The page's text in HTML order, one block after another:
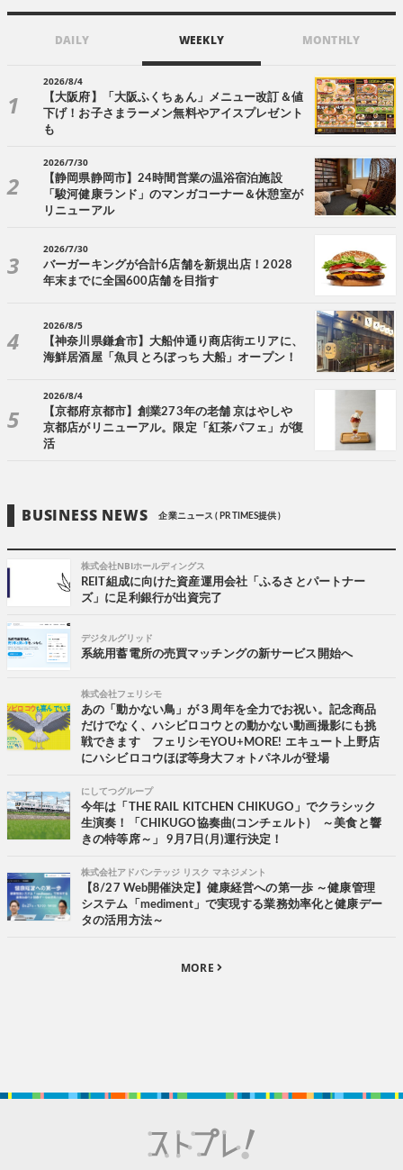
DAILY WEEKLY MONTHLY
2026/8/4
【大阪府】「大阪ふくちぁん」メニュー改訂＆値
下げ！お子さまラーメン無料やアイスプレゼント
も
2026/7/30
【静岡県静岡市】24時間営業の温浴宿泊施設
「駿河健康ランド」のマンガコーナー＆休憩室が
リニューアル
2026/7/30
バーガーキングが合計6店舗を新規出店！2028
年末までに全国600店舗を目指す
2026/8/5
【神奈川県鎌倉市】大船仲通り商店街エリアに、
海鮮居酒屋「魚貝 とろぼっち 大船」オープン！
2026/8/4
【京都府京都市】創業273年の老舗 京はやしや
京都店がリニューアル。限定「紅茶パフェ」が復
活
BUSINESS NEWS 企業ニュース ( PR TIMES提供 )
株式会社NBIホールディングス
REIT組成に向けた資産運用会社「ふるさとパートナー
ズ」に足利銀行が出資完了
デジタルグリッド
系統用蓄電所の売買マッチングの新サービス開始へ
株式会社フェリシモ
あの「動かない鳥」が３周年を全力でお祝い。記念商品
だけでなく、ハシビロコウとの動かない動画撮影にも挑
戦できます フェリシモYOU+MORE! エキュート上野店
にハシビロコウほぼ等身大フォトパネルが登場
にしてつグループ
今年は「THE RAIL KITCHEN CHIKUGO」でクラシック
生演奏！「CHIKUGO協奏曲(コンチェルト) ～美食と響
きの特等席～」 9月7日(月)運行決定！
株式会社アドバンテッジ リスク マネジメント
【8/27 Web開催決定】健康経営への第一歩 ～健康管理
システム「mediment」で実現する業務効率化と健康デー
タの活用方法～
MORE